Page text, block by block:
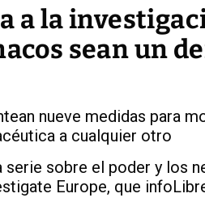
a la
sean un
nueve medidas para
a cualquier otro
sobre el poder y los
Europe, que